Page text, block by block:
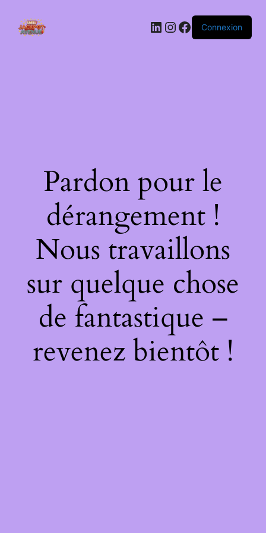
LinkedIn
Instagram
Facebook
Connexion
Pardon pour le
dérangement !
Nous travaillons
sur quelque chose
de fantastique –
revenez bientôt !